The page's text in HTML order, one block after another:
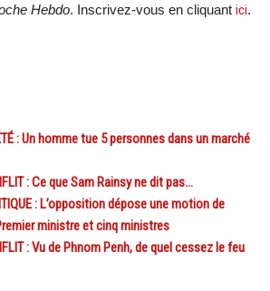
Hebdo. Inscrivez-vous en cliquant ici.
: Un homme tue 5 personnes dans un marché
: Ce que Sam Rainsy ne dit pas…
: L’opposition dépose une motion de
ministre et cinq ministres
: Vu de Phnom Penh, de quel cessez le feu